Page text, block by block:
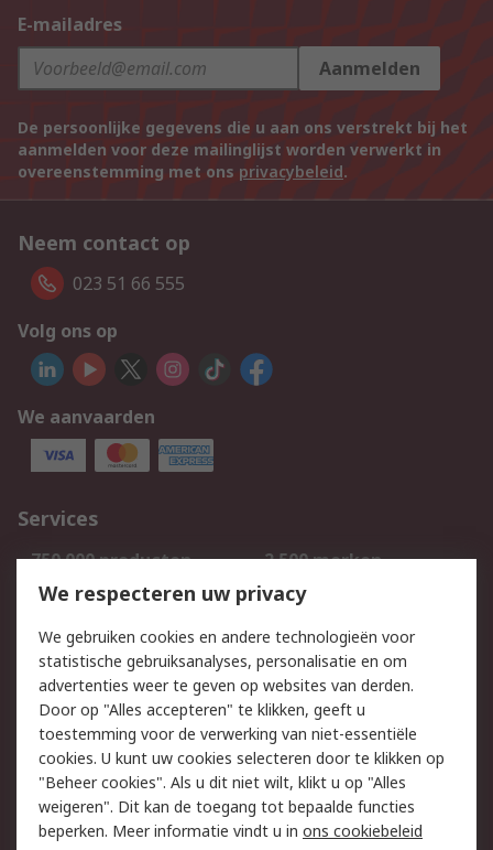
E-mailadres
Aanmelden
De persoonlijke gegevens die u aan ons verstrekt bij het
aanmelden voor deze mailinglijst worden verwerkt in
overeenstemming met ons privacybeleid.
Neem contact op
023 51 66 555
Volg ons op
We aanvaarden
Services
750.000 producten
2.500 merken
Bestellen
Inkoopoplossingen
Track & Trace
Wettelijk
Cookiebeleid
Email veiligheid
Privacybeleid
Websitevoorwaarden
Algemene
verkoopvoorwaarden
We respecteren uw privacy
We gebruiken cookies en andere technologieën voor
statistische gebruiksanalyses, personalisatie en om
advertenties weer te geven op websites van derden.
Door op "Alles accepteren" te klikken, geeft u
toestemming voor de verwerking van niet-essentiële
cookies. U kunt uw cookies selecteren door te klikken op
"Beheer cookies". Als u dit niet wilt, klikt u op "Alles
weigeren". Dit kan de toegang tot bepaalde functies
beperken. Meer informatie vindt u in ons cookiebeleid